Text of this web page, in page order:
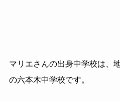
マリエさんの出身中学校は、
の六本木中学校です。